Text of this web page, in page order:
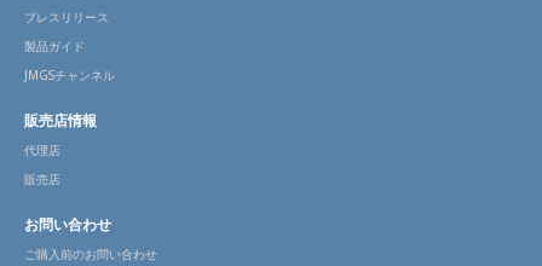
プレスリリース
製品ガイド
JMGSチャンネル
販売店情報
代理店
販売店
お問い合わせ
ご購入前のお問い合わせ